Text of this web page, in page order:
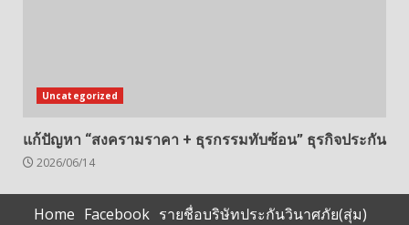
Uncategorized
แก้ปัญหา “สงครามราคา + ธุรกรรมทับซ้อน” ธุรกิจประกัน
2026/06/14
Home Facebook รายชื่อบริษัทประกันวินาศภัย(สุ่ม)